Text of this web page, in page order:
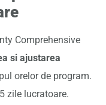
Comprehensive
si ajustarea
orelor de program.
zile lucratoare.